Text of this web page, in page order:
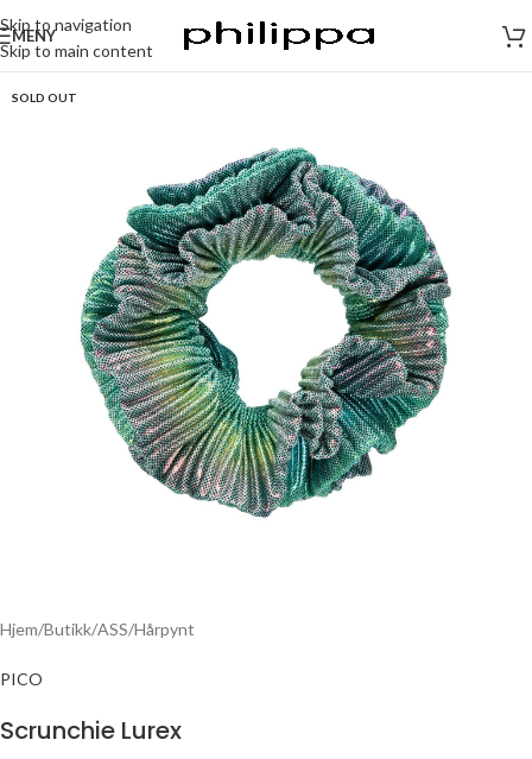
Skip to navigation
Skip to main content
MENY
SOLD OUT
Hjem/Butikk/ASS/Hårpynt
PICO
Scrunchie Lurex